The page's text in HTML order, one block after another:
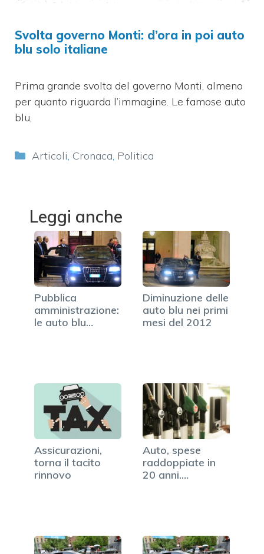
Svolta governo Monti: d’ora in poi auto
blu solo italiane
Prima grande svolta del governo Monti, almeno
per quanto riguarda l’immagine. Le famose auto
blu,
Categorie
Articoli, Cronaca, Politica
Leggi anche
Pubblica
amministrazione:
le auto blu
Diminuzione delle
auto blu nei primi
mesi del 2012
Assicurazioni,
torna il tacito
rinnovo
Auto, spese
raddoppiate in
20 anni.